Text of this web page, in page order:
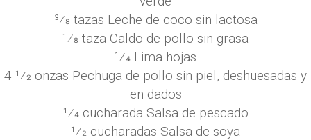
3⁄8 tazas Leche de coco sin lactosa
1⁄8 taza Caldo de pollo sin grasa
1⁄4 Lima hojas
4 1⁄2 onzas Pechuga de pollo sin piel, deshuesadas y
en dados
1⁄4 cucharada Salsa de pescado
1⁄2 cucharadas Salsa de soya